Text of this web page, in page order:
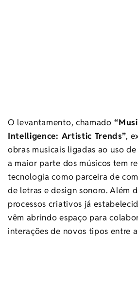
O levantamento, chamado
Intelligence: Artistic Trends”,
obras musicais ligadas ao uso
a maior parte dos músicos tem
tecnologia como parceira de
de letras e design sonoro. Além
processos criativos já
vêm abrindo espaço para
interações de novos tipos entre